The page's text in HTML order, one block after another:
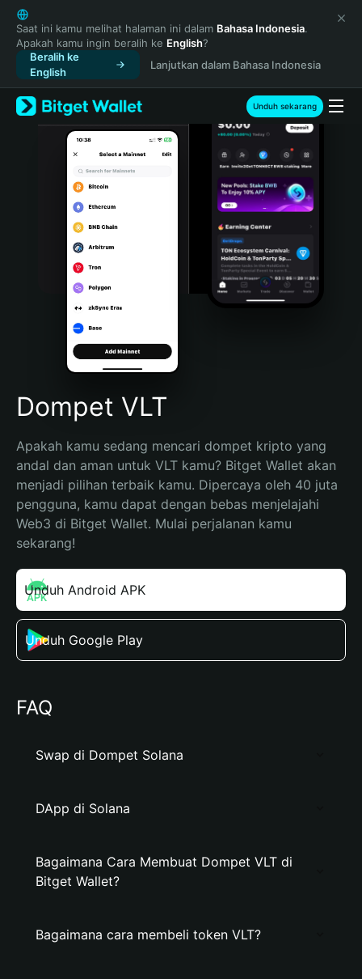
English
日本語
Tiếng Việt
Русский
Español (Latinoamérica)
Türkçe
Italiano
Português (Portugal)
Bahasa Indonesia
Português (Brasil)
Español (Argentina)
Saat ini kamu melihat halaman ini dalam Bahasa Indonesia.
Apakah kamu ingin beralih ke English?
Beralih ke
English
Lanjutkan dalam Bahasa Indonesia
Unduh sekarang
Dompet VLT
Apakah kamu sedang mencari dompet kripto yang
andal dan aman untuk VLT kamu? Bitget Wallet akan
menjadi pilihan terbaik kamu. Dipercaya oleh 40 juta
pengguna, kamu dapat dengan bebas menjelajahi
Web3 di Bitget Wallet. Mulai perjalanan kamu
sekarang!
Unduh Android APK
Unduh Google Play
FAQ
Swap di Dompet Solana
DApp di Solana
Bagaimana Cara Membuat Dompet VLT di
Bitget Wallet?
Bagaimana cara membeli token VLT?